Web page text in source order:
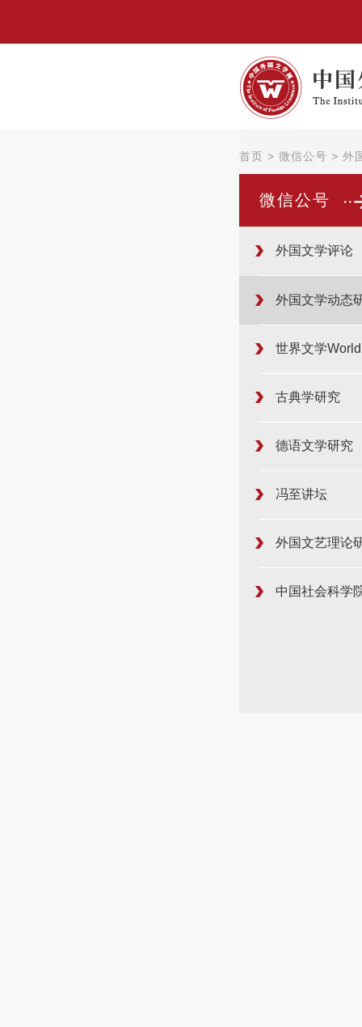
首页 > 微信公号 > 外
微信公号
外国文学评论
外国文学动态
世界文学
古典学研究
德语文学研究
冯至讲坛
外国文艺理论
中国社会科学